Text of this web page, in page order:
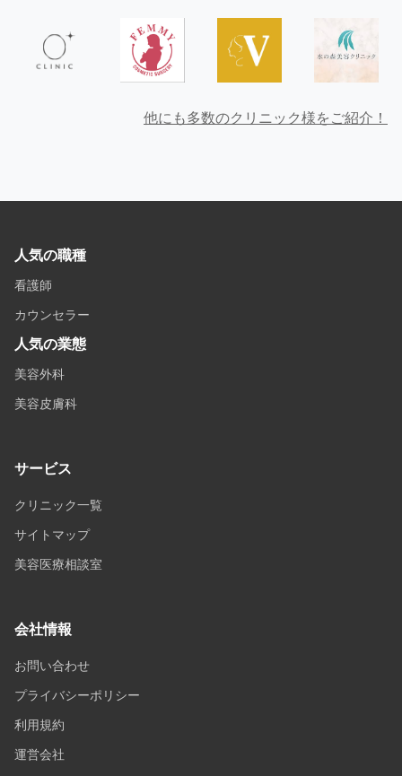
他にも多数のクリニック様をご紹介！
人気の職種
看護師
カウンセラー
人気の業態
美容外科
美容皮膚科
サービス
クリニック一覧
サイトマップ
美容医療相談室
会社情報
お問い合わせ
プライバシーポリシー
利用規約
運営会社